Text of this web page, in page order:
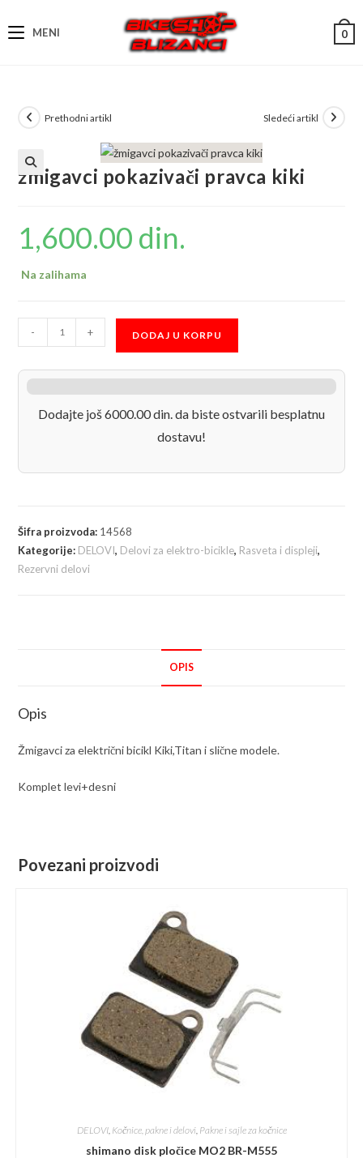
to
MENI 0
Prethodni artikl Sledeći artikl
žmigavci pokazivači pravca kiki
1,600.00 din.
Na zalihama
pokazivači
pravca
količina
- + DODAJ U KORPU
Dodajte još 6000.00 din. da biste ostvarili besplatnu
dostavu!
Šifra proizvoda: 14568
Kategorije: DELOVI, Delovi za elektro-bicikle, Rasveta i displeji,
Rezervni delovi
OPIS
Opis
Žmigavci za električni bicikl Kiki,Titan i slične modele.
Komplet levi+desni
Povezani proizvodi
DELOVI, Kočnice, pakne i delovi, Pakne i sajle za kočnice
shimano disk pločice MO2 BR-M555